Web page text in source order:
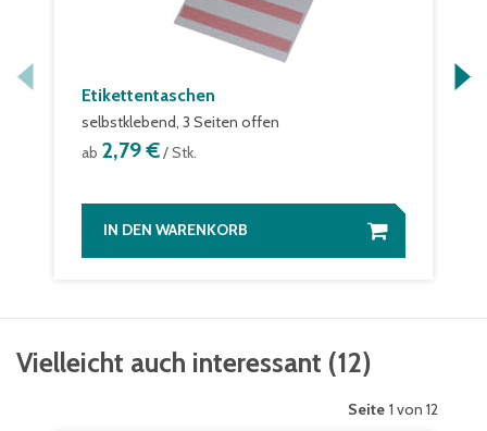
Etikettentaschen
selbstklebend, 3 Seiten offen
ab 2,79 €/ Stk.
IN DEN WARENKORB
Vielleicht auch interessant (12)
Seite 1 von 12